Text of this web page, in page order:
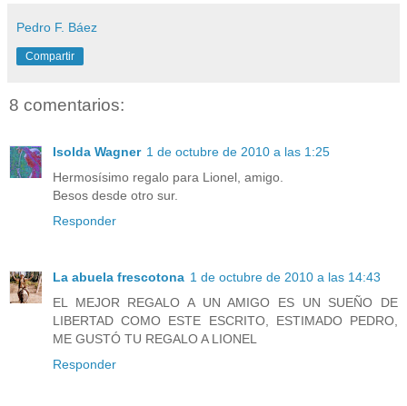
Pedro F. Báez
Compartir
8 comentarios:
Isolda Wagner 1 de octubre de 2010 a las 1:25
Hermosísimo regalo para Lionel, amigo.
Besos desde otro sur.
Responder
La abuela frescotona 1 de octubre de 2010 a las 14:43
EL MEJOR REGALO A UN AMIGO ES UN SUEÑO DE
LIBERTAD COMO ESTE ESCRITO, ESTIMADO PEDRO,
ME GUSTÓ TU REGALO A LIONEL
Responder